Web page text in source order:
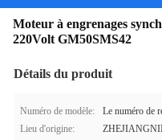
Moteur à engrenages
220Volt GM50SMS42
Détails du produit
Numéro de modèle:
Le numéro de
Lieu d'origine: